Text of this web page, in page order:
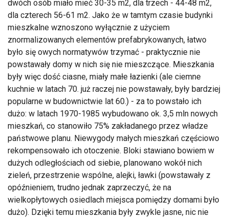
dwóch osób miało mieć 30-35 m2, dla trzech - 44-48 m2,
dla czterech 56-61 m2. Jako że w tamtym czasie budynki
mieszkalne wznoszono wyłącznie z użyciem
znormalizowanych elementów prefabrykowanych, łatwo
było się owych normatywów trzymać - praktycznie nie
powstawały domy w nich się nie mieszczące. Mieszkania
były więc dość ciasne, miały małe łazienki (ale ciemne
kuchnie w latach 70. już raczej nie powstawały, były bardziej
popularne w budownictwie lat 60.) - za to powstało ich
dużo: w latach 1970-1985 wybudowano ok. 3,5 mln nowych
mieszkań, co stanowiło 75% zakładanego przez władze
państwowe planu. Niewygody małych mieszkań częściowo
rekompensowało ich otoczenie. Bloki stawiano bowiem w
dużych odległościach od siebie, planowano wokół nich
zieleń, przestrzenie wspólne, alejki, ławki (powstawały z
opóźnieniem, trudno jednak zaprzeczyć, że na
wielkopłytowych osiedlach miejsca pomiędzy domami było
dużo). Dzięki temu mieszkania były zwykle jasne, nic nie